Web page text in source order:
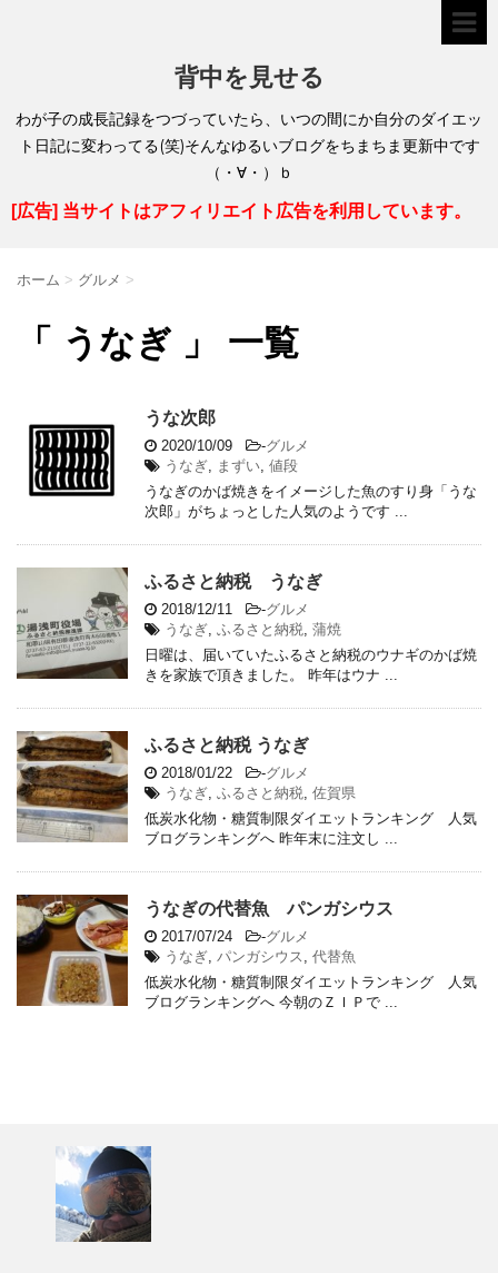
背中を見せる
わが子の成長記録をつづっていたら、いつの間にか自分のダイエッ
ト日記に変わってる(笑)そんなゆるいブログをちまちま更新中です
（・∀・）ｂ
[広告] 当サイトはアフィリエイト広告を利用しています。
ホーム > グルメ >
「 うなぎ 」 一覧
うな次郎
2020/10/09 -グルメ
うなぎ
まずい 値段
うなぎのかば焼きをイメージした魚のすり身「うな
次郎」がちょっとした人気のようです ...
ふるさと納税 うなぎ
2018/12/11 -グルメ
うなぎ ふるさと納税 蒲焼
日曜は、届いていたふるさと納税のウナギのかば焼
きを家族で頂きました。 昨年はウナ ...
ふるさと納税 うなぎ
2018/01/22 -グルメ
うなぎ ふるさと納税 佐賀県
低炭水化物・糖質制限ダイエットランキング 人気
ブログランキングへ 昨年末に注文し ...
うなぎの代替魚 パンガシウス
2017/07/24 -グルメ
うなぎ パンガシウス
代替魚
低炭水化物・糖質制限ダイエットランキング 人気
ブログランキングへ 今朝のＺＩＰで ...